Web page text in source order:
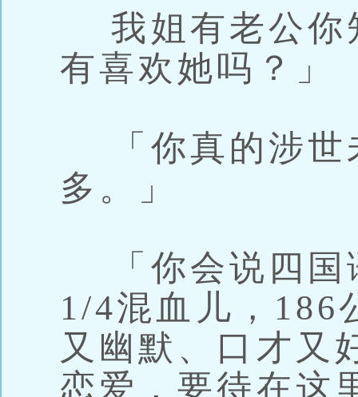
我姐有老公你
有喜欢她吗？」
「你真的涉世
多。」
「你会说四国
1/4混血儿，186
又幽默、口才又
恋爱，要待在